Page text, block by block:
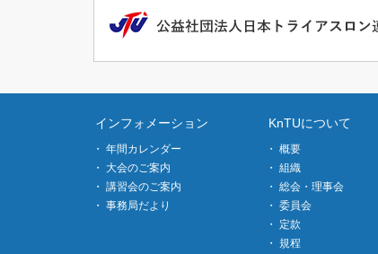
インフォメーション
年間カレンダー
大会のご案内
講習会のご案内
事務局だより
KnTUについて
概要
組織
総会・理事会
委員会
定款
規程